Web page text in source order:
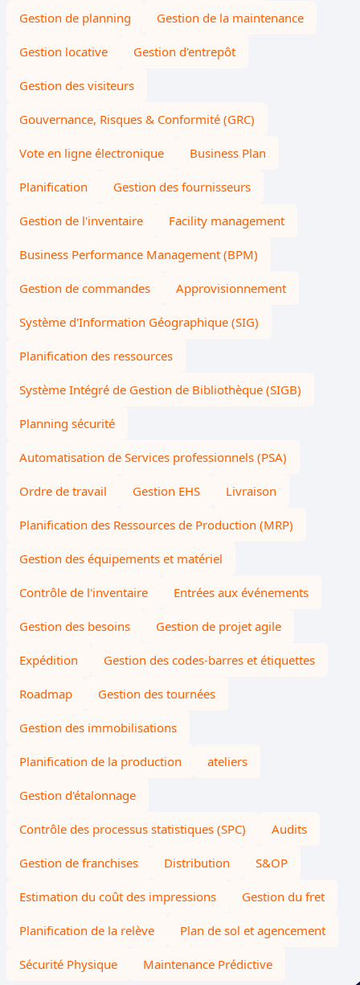
Gestion de planning Gestion de la maintenance
Gestion locative Gestion d'entrepôt
Gestion des visiteurs
Gouvernance, Risques & Conformité (GRC)
Vote en ligne électronique Business Plan
Planification Gestion des fournisseurs
Gestion de l'inventaire Facility management
Business Performance Management (BPM)
Gestion de commandes Approvisionnement
Système d'Information Géographique (SIG)
Planification des ressources
Système Intégré de Gestion de Bibliothèque (SIGB)
Planning sécurité
Automatisation de Services professionnels (PSA)
Ordre de travail Gestion EHS Livraison
Planification des Ressources de Production (MRP)
Gestion des équipements et matériel
Contrôle de l'inventaire Entrées aux événements
Gestion des besoins Gestion de projet agile
Expédition Gestion des codes-barres et étiquettes
Roadmap Gestion des tournées
Gestion des immobilisations
Planification de la production ateliers
Gestion d'étalonnage
Contrôle des processus statistiques (SPC) Audits
Gestion de franchises Distribution S&OP
Estimation du coût des impressions Gestion du fret
Planification de la relève Plan de sol et agencement
Sécurité Physique Maintenance Prédictive